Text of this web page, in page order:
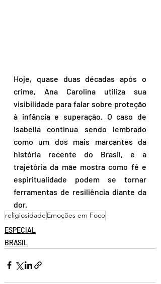
Hoje, quase duas décadas após o
crime, Ana Carolina utiliza sua
visibilidade para falar sobre proteção
à infância e superação. O caso de
Isabella continua sendo lembrado
como um dos mais marcantes da
história recente do Brasil, e a
trajetória da mãe mostra como fé e
espiritualidade podem se tornar
ferramentas de resiliência diante da
dor.
religiosidade Emoções em Foco
ESPECIAL
BRASIL